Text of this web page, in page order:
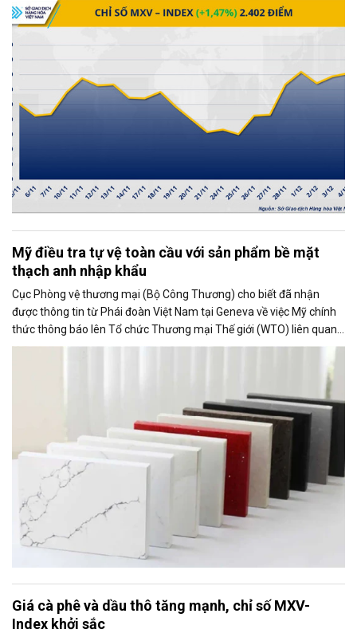
trường kim loại lại giao dịch khởi sắc, trở thành động lực chính kéo
chỉ số MXV-Index tăng mạnh.
Mỹ điều tra tự vệ toàn cầu với sản phẩm bề mặt
thạch anh nhập khẩu
Cục Phòng vệ thương mại (Bộ Công Thương) cho biết đã nhận
được thông tin từ Phái đoàn Việt Nam tại Geneva về việc Mỹ chính
thức thông báo lên Tổ chức Thương mại Thế giới (WTO) liên quan
đến việc Ủy ban Thương mại Quốc tế Mỹ (USITC) khởi xướng điều
Giá cà phê và dầu thô tăng mạnh, chỉ số MXV-
Index khởi sắc